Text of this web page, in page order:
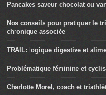
Pancakes saveur chocolat ou
Nos conseils pour pratiquer le
chronique associée
TRAIL: logique digestive et
Problématique féminine et
Charlotte Morel, coach et